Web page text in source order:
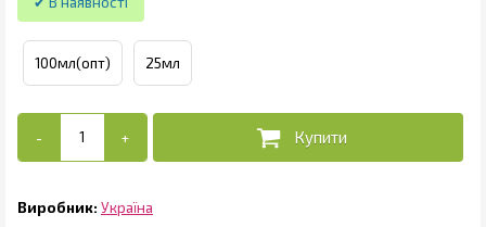
100мл(опт) 25мл
Україна